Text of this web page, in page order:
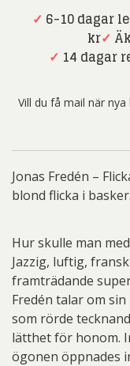
Flicka
✓ 6-10 dagar
kr✓
✓ 14 dagar
Vill du få mail när
Jonas Fredén –
blond flicka i basker.
Hur skulle man
Jazzig, luftig,
framträdande
Fredén talar om
som rörde
lätthet för honom.
ögonen öppnades